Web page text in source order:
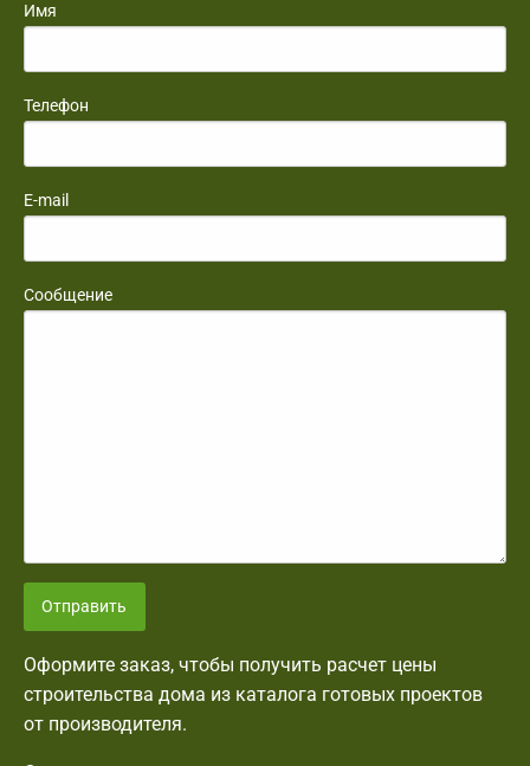
Имя
Телефон
E-mail
Сообщение
Отправить
Оформите заказ, чтобы получить расчет цены
строительства дома из каталога готовых проектов
от производителя.